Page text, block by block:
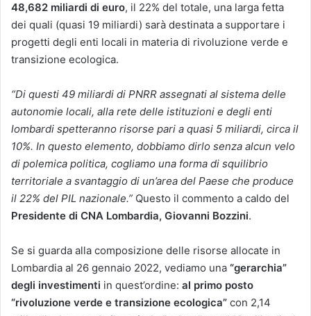
48,682 miliardi di euro, il 22% del totale, una larga fetta
dei quali (quasi 19 miliardi) sarà destinata a supportare i
progetti degli enti locali in materia di rivoluzione verde e
transizione ecologica.
“Di questi 49 miliardi di PNRR assegnati al sistema delle
autonomie locali, alla rete delle istituzioni e degli enti
lombardi spetteranno risorse pari a quasi 5 miliardi, circa il
10%. In questo elemento, dobbiamo dirlo senza alcun velo
di polemica politica, cogliamo una forma di squilibrio
territoriale a svantaggio di un’area del Paese che produce
il 22% del PIL nazionale.” Questo il commento a caldo del
Presidente di CNA Lombardia, Giovanni Bozzini.
Se si guarda alla composizione delle risorse allocate in
Lombardia al 26 gennaio 2022, vediamo una “gerarchia”
degli investimenti in quest’ordine: al primo posto
“rivoluzione verde e transizione ecologica” con 2,14